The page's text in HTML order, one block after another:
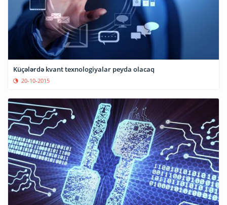
Küçələrdə kvant texnologiyalar peyda olacaq
20-10-2015